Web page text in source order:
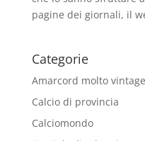
pagine dei giornali, il
Categorie
Amarcord molto vintage
Calcio di provincia
Calciomondo